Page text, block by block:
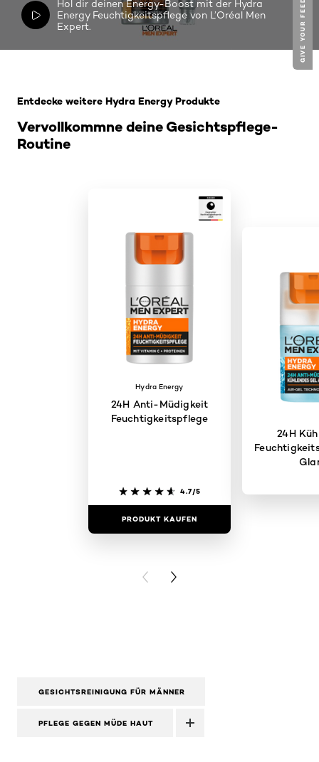
Hol dir deinen Energy-Boost mit der Hydra
Energy Feuchtigkeitspflege von L’Oréal Men
Expert.
Vervollkommne deine Gesichtspflege-
Routine
Entdecke weitere Hydra Energy Produkte
Hydra Energy
24H Anti-Müdigkeit
Feuchtigkeitspflege
4.7/5
PRODUKT KAUFEN
24H
PREVIOUS CARD
NEXT CARD
GESICHTSREINIGUNG FÜR MÄNNER
PFLEGE GEGEN MÜDE HAUT